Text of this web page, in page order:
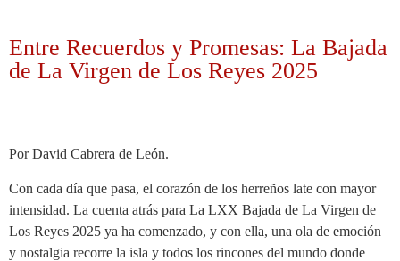
Entre Recuerdos y Promesas: La Bajada
de La Virgen de Los Reyes 2025
Por David Cabrera de León.
Con cada día que pasa, el corazón de los herreños late con mayor
intensidad. La cuenta atrás para La LXX Bajada de La Virgen de
Los Reyes 2025 ya ha comenzado, y con ella, una ola de emoción
y nostalgia recorre la isla y todos los rincones del mundo donde